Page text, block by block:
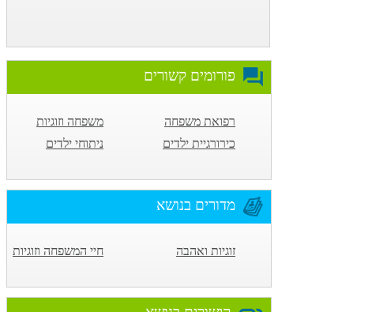
פורומים קשורים
רפואת משפחה
משפחה וזוגיות
כירורגיית ילדים
ניתוחי ילדים
מדורים בנושא
זוגיות ואהבה חיי המשפחה וזוגיות